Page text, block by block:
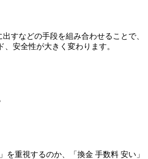
すなどの手段を組み合わせることで、
安全性が大きく変わります。
重視するのか、「換金 手数料 安い」